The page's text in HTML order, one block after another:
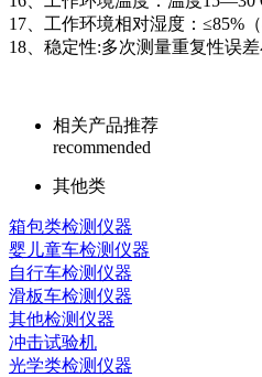
17、工作环境相对湿度：≤85%（
18、稳定性:多次测量重复性误
相关产品推荐
recommended
其他类
箱包类检测仪器
婴儿童车检测仪器
自行车检测仪器
滑板车检测仪器
其他检测仪器
冲击试验机
光学类检测仪器